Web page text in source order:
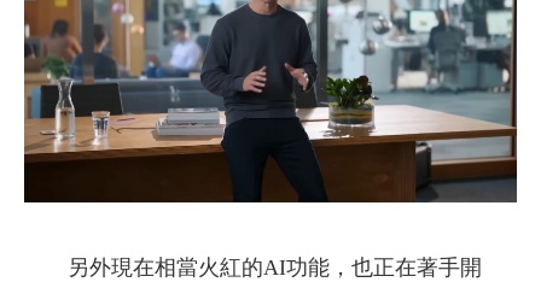
另外現在相當火紅的AI功能，也正在著手開